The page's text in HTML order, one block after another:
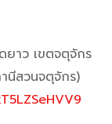
ยาว เขตจตุจักร
นีสวนจตุจักร)